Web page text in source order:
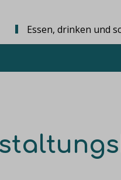
Essen, drinken und